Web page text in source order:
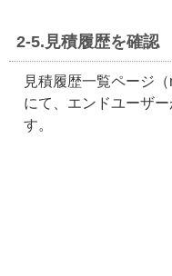
2-5.見積履歴を確認
見積履歴一覧ページ
にて、エンドユーザ
す。